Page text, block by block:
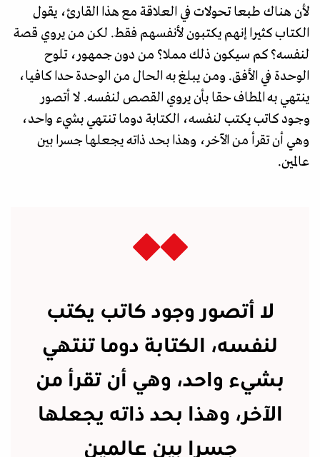
لأن هناك طبعا تحولات في العلاقة مع هذا القارئ، يقول
الكتاب كثيرا إنهم يكتبون لأنفسهم فقط. لكن من يروي قصة
لنفسه؟ كم سيكون ذلك مملا؟ من دون جمهور، تلوح
الوحدة في الأفق. ومن يبلغ به الحال من الوحدة حدا كافيا،
ينتهي به المطاف حقا بأن يروي القصص لنفسه. لا أتصور
وجود كاتب يكتب لنفسه، الكتابة دوما تنتهي بشيء واحد،
وهي أن تقرأ من الآخر، وهذا بحد ذاته يجعلها جسرا بين
عالمين.
لا أتصور وجود كاتب يكتب
لنفسه، الكتابة دوما تنتهي
بشيء واحد، وهي أن تقرأ من
الآخر، وهذا بحد ذاته يجعلها
جسرا بين عالمين